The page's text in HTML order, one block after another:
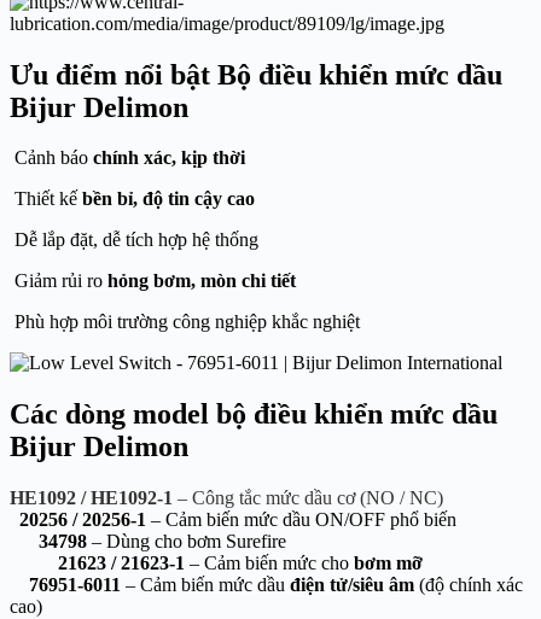
Ưu điểm nổi bật Bộ điều khiển mức dầu
Bijur Delimon
Cảnh báo chính xác, kịp thời
Thiết kế bền bỉ, độ tin cậy cao
Dễ lắp đặt, dễ tích hợp hệ thống
Giảm rủi ro hỏng bơm, mòn chi tiết
Phù hợp môi trường công nghiệp khắc nghiệt
Các dòng model bộ điều khiển mức dầu
Bijur Delimon
HE1092 / HE1092-1 – Công tắc mức dầu cơ (NO / NC)
20256 / 20256-1 – Cảm biến mức dầu ON/OFF phổ biến
34798 – Dùng cho bơm Surefire
21623 / 21623-1 – Cảm biến mức cho bơm mỡ
76951-6011 – Cảm biến mức dầu điện tử/siêu âm (độ chính xác
cao)